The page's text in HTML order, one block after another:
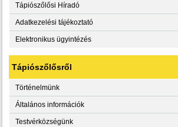
Tápiószőlősi Híradó
Adatkezelési tájékoztató
Elektronikus ügyintézés
Tápiószőlősről
Történelmünk
Általános információk
Testvérközségünk